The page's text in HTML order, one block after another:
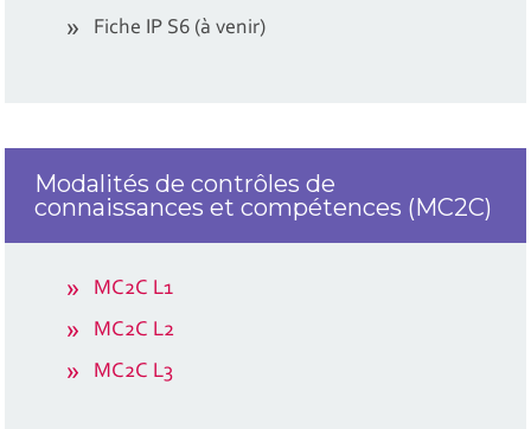
Fiche IP S6 (à venir)
Modalités de contrôles de
connaissances et compétences (MC2C)
MC2C L1
MC2C L2
MC2C L3